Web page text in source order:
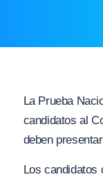
La Prueba
candidatos al
deben
Los candidatos